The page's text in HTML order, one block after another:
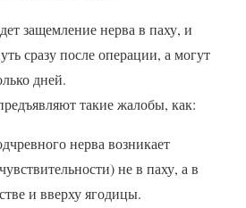
защемление нерва в паху, и
сразу после операции, а могут
дней.
такие жалобы, как:
нерва возникает
не в паху, а в
и вверху ягодицы.